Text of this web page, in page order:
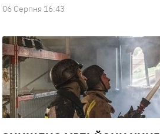
06 Серпня 16:43